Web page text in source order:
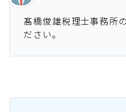
髙橋俊雄税理士事務所
ださい。